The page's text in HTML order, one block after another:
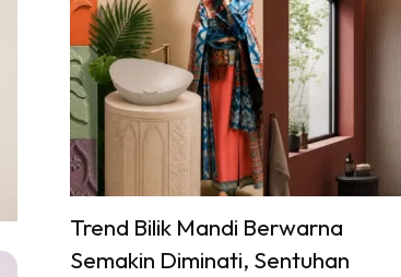
Trend Bilik Mandi Berwarna
Semakin Diminati, Sentuhan